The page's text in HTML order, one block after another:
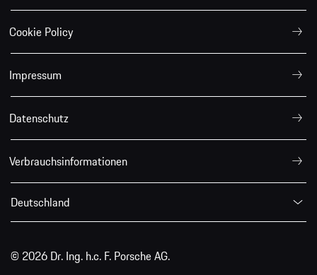
Cookie Policy
Impressum
Datenschutz
Verbrauchsinformationen
Deutschland
© 2026 Dr. Ing. h.c. F. Porsche AG.